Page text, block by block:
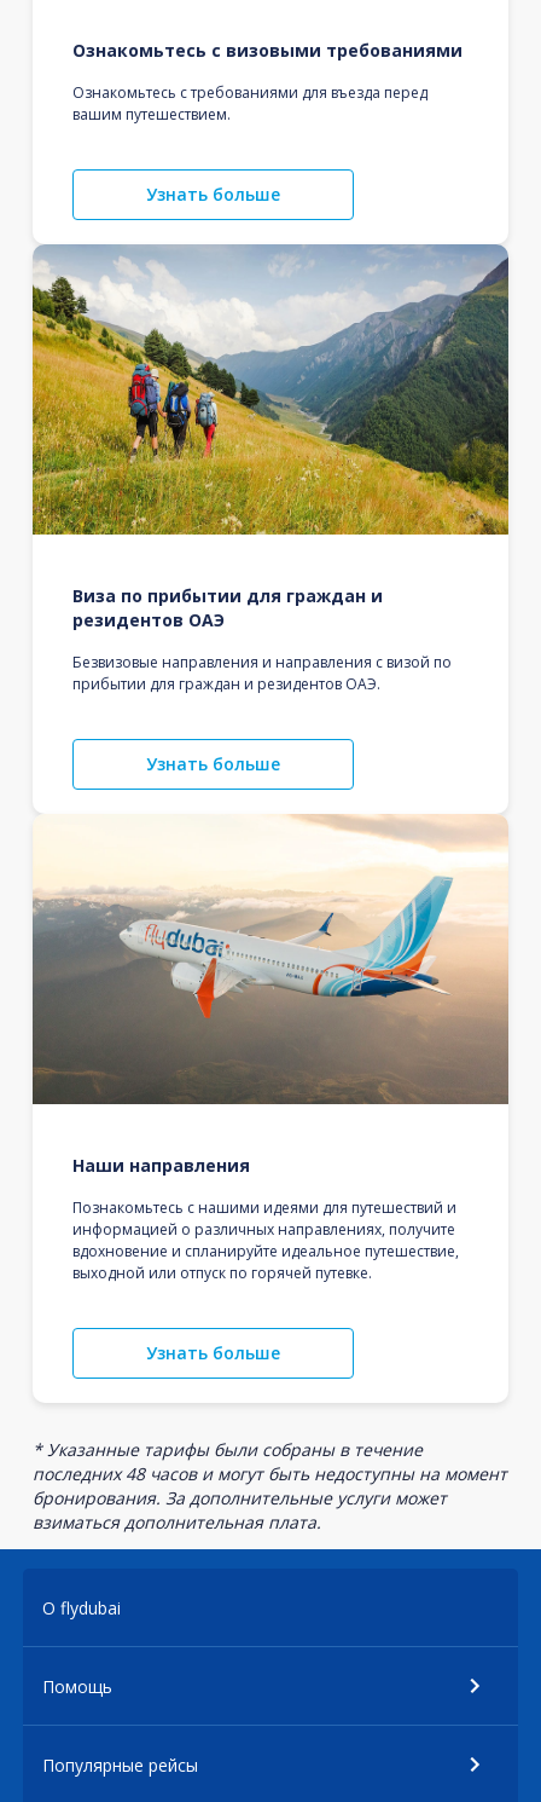
Ознакомьтесь с визовыми требованиями
Ознакомьтесь с требованиями для въезда перед
вашим путешествием.
Узнать больше
Виза по прибытии для граждан и
резидентов ОАЭ
Безвизовые направления и направления с визой по
прибытии для граждан и резидентов ОАЭ.
Узнать больше
Наши направления
Познакомьтесь с нашими идеями для путешествий и
информацией о различных направлениях, получите
вдохновение и спланируйте идеальное путешествие,
выходной или отпуск по горячей путевке.
Узнать больше
* Указанные тарифы были собраны в течение
последних 48 часов и могут быть недоступны на момент
бронирования. За дополнительные услуги может
взиматься дополнительная плата.
О flydubai
Помощь
Популярные рейсы